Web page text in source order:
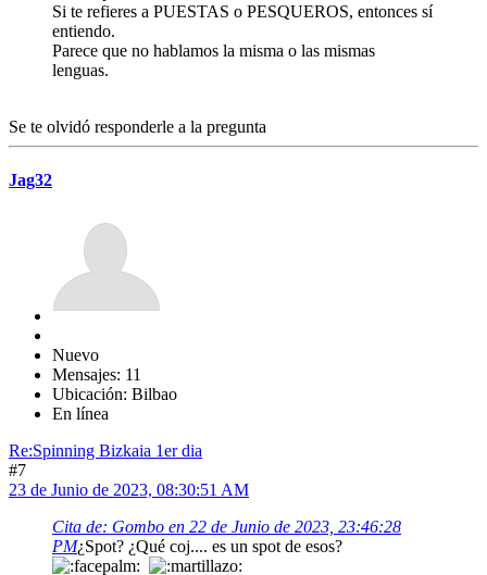
Si te refieres a PUESTAS o PESQUEROS, entonces sí
entiendo.
Parece que no hablamos la misma o las mismas
lenguas.
Se te olvidó responderle a la pregunta
Jag32
Nuevo
Mensajes: 11
Ubicación: Bilbao
En línea
Re:Spinning Bizkaia 1er dia
#7
23 de Junio de 2023, 08:30:51 AM
Cita de: Gombo en 22 de Junio de 2023, 23:46:28
PM¿Spot? ¿Qué coj.... es un spot de esos?